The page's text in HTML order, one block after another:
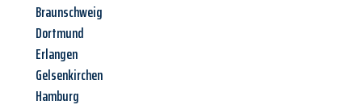
Braunschweig
Dortmund
Erlangen
Gelsenkirchen
Hamburg